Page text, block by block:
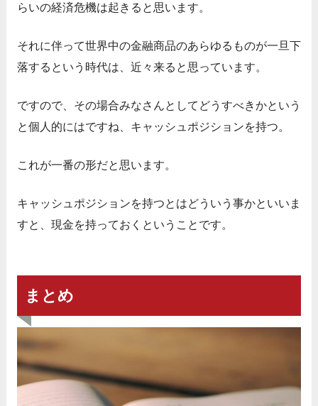
らいの経済危機は起きると思います。
それに伴って世界中の金融商品のあらゆるものが一旦下
落するという時代は、近々来ると思っています。
ですので、その場合みなさんとしてどうすべきかという
と個人的にはですね、キャッシュポジションを持つ。
これが一番の形だと思います。
キャッシュポジションを持つとはどういう事かといいま
すと、現金を持っておくということです。
まとめ